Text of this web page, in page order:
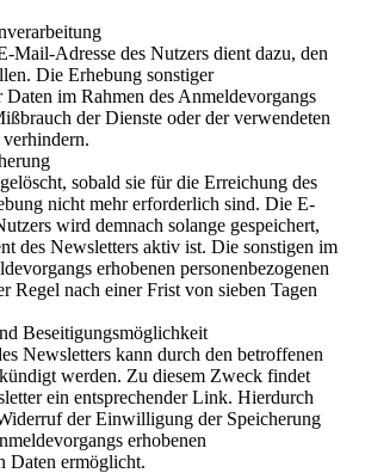
Mail-Adresse des Nutzers dient dazu, den
Die Erhebung sonstiger
Daten im Rahmen des Anmeldevorgangs
der Dienste oder der verwendeten
sobald sie für die Erreichung des
nicht mehr erforderlich sind. Die E-
wird demnach solange gespeichert,
des Newsletters aktiv ist. Die sonstigen im
erhobenen personenbezogenen
Regel nach einer Frist von sieben Tagen
Beseitigungsmöglichkeit
Newsletters kann durch den betroffenen
werden. Zu diesem Zweck findet
ein entsprechender Link. Hierdurch
der Einwilligung der Speicherung
erhobenen
Daten ermöglicht.